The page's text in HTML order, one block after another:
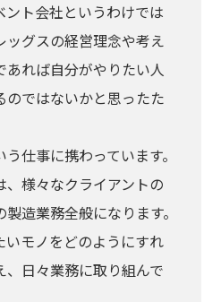
ト会社というわけでは
ッグスの経営理念や考え
あれば自分がやりたい人
のではないかと思ったた
仕事に携わっています。
様々なクライアントの
造業務全般になります。
いモノをどのようにすれ
日々業務に取り組んで